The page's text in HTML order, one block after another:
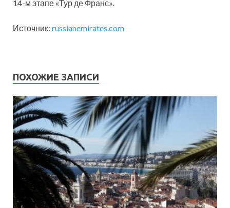
14-м этапе «Тур де Франс».
Источник: russianemirates.com
ПОХОЖИЕ ЗАПИСИ